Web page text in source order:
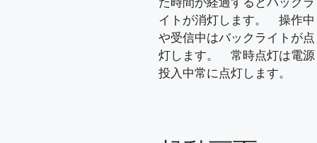
イトが消灯します。 操作中
や受信中はバックライトが点
灯します。 常時点灯は電源
投入中常に点灯します。